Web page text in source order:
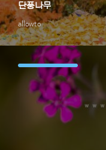
allowto
단풍나무